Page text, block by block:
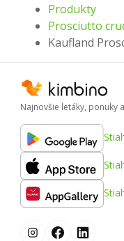
Produkty
Prosciutto
Kaufland
Najnovšie letáky, ponuky